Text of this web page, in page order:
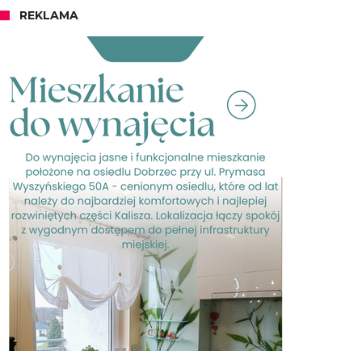
REKLAMA